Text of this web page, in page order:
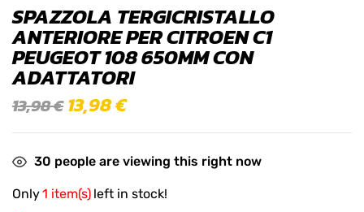
SPAZZOLA TERGICRISTALLO
ANTERIORE PER CITROEN C1
PEUGEOT 108 650MM CON
ADATTATORI
13,98€ 13,98€
30 people are viewing this right now
Only1 item(s) left in stock!